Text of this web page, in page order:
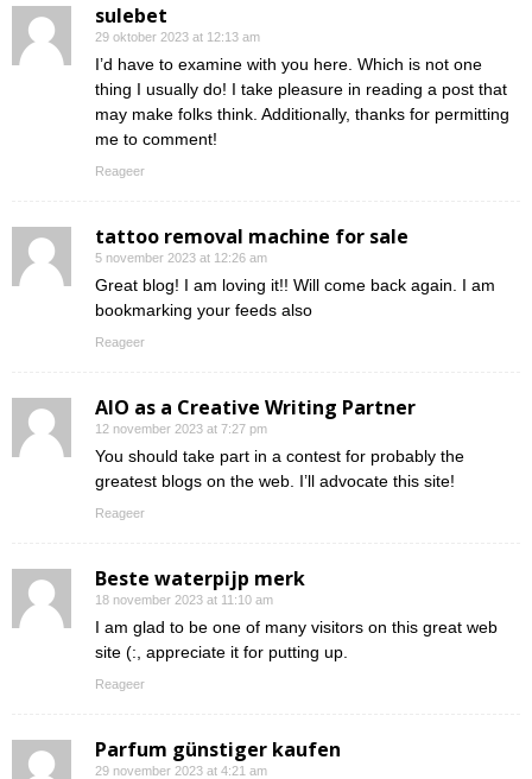
sulebet
29 oktober 2023 at 12:13 am
I’d have to examine with you here. Which is not one
thing I usually do! I take pleasure in reading a post that
may make folks think. Additionally, thanks for permitting
me to comment!
Reageer
tattoo removal machine for sale
5 november 2023 at 12:26 am
Great blog! I am loving it!! Will come back again. I am
bookmarking your feeds also
Reageer
AIO as a Creative Writing Partner
12 november 2023 at 7:27 pm
You should take part in a contest for probably the
greatest blogs on the web. I’ll advocate this site!
Reageer
Beste waterpijp merk
18 november 2023 at 11:10 am
I am glad to be one of many visitors on this great web
site (:, appreciate it for putting up.
Reageer
Parfum günstiger kaufen
29 november 2023 at 4:21 am